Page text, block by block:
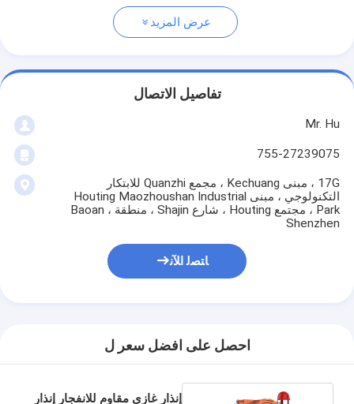
عرض المزيد
تفاصيل الاتصال
Mr. Hu
755-27239075
17G ، مبنى Kechuang ، مجمع Quanzhi للابتكار
التكنولوجي ، مبنى Houting Maozhoushan Industrial
Park ، مجتمع Houting ، شارع Shajin ، منطقة Baoan ،
Shenzhen
ﺎﺘﺼﻟ ﺍﻶﻧ
احصل على افضل سعر ل
إنذار غازي مقاوم للانفجار إنذار